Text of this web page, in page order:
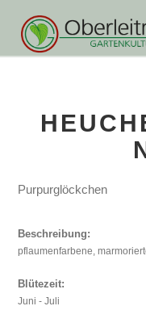
Purpurglöckchen
Beschreibung:
pflaumenfarbene,
Blütezeit:
Juni - Juli